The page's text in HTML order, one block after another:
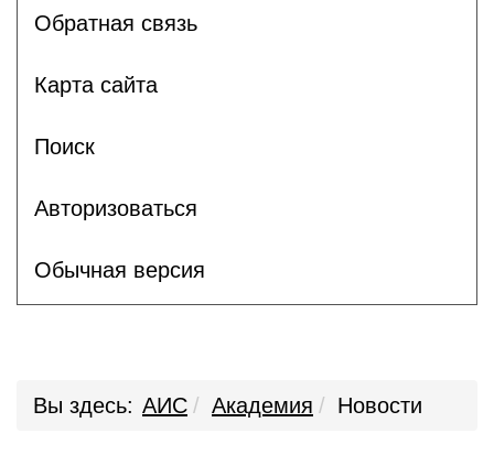
Обратная связь
Карта сайта
Поиск
Авторизоваться
Обычная версия
Вы здесь: АИС Академия Новости